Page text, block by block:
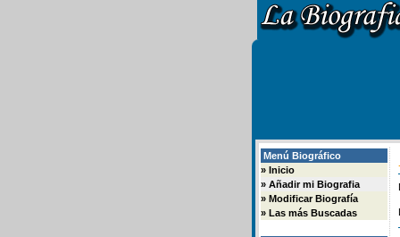
Menú Biográfico
» Inicio
» Añadir mi Biografia
» Modificar Biografía
» Las más Buscadas